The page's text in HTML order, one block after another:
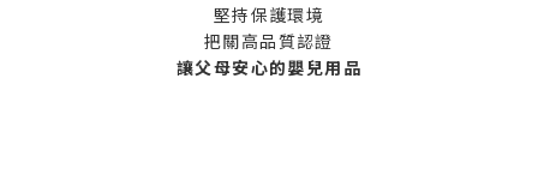
堅持保護環境
把關高品質認證
讓父母安心的嬰兒用品